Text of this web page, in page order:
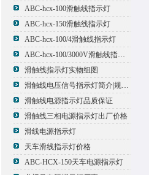
ABC-hcx-100滑触线指示灯
ABC-hcx-150滑触线指示灯
ABC-hcx-100/4滑触线指示灯
ABC-hcx-100/3000V滑触线指示灯
滑触线指示灯实物组图
滑触线电压信号指示灯简介|规格|型号
滑触线电源指示灯品质保证
滑触线三相电源指示灯出厂价格
滑线电源指示灯
天车滑线指示灯价格
ABC-HCX-150天车电源指示灯